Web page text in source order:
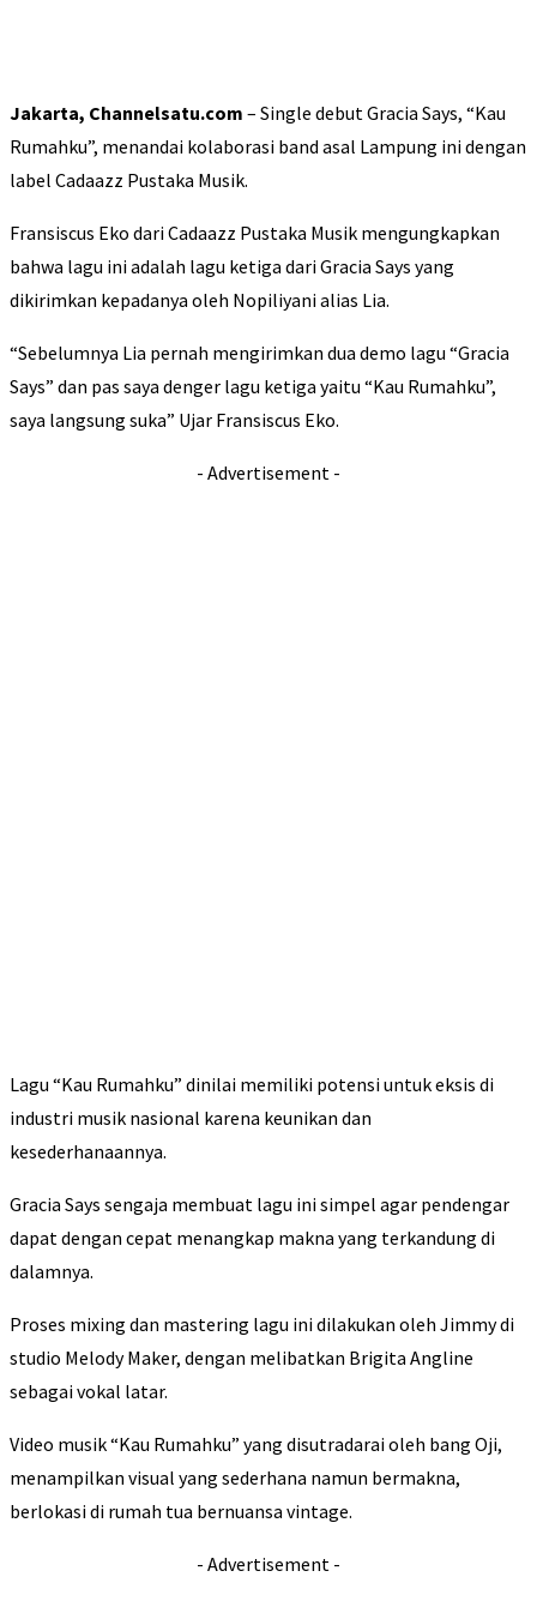
Jakarta, Channelsatu.com – Single debut Gracia Says, “Kau
Rumahku”, menandai kolaborasi band asal Lampung ini dengan
label Cadaazz Pustaka Musik.
Fransiscus Eko dari Cadaazz Pustaka Musik mengungkapkan
bahwa lagu ini adalah lagu ketiga dari Gracia Says yang
dikirimkan kepadanya oleh Nopiliyani alias Lia.
“Sebelumnya Lia pernah mengirimkan dua demo lagu “Gracia
Says” dan pas saya denger lagu ketiga yaitu “Kau Rumahku”,
saya langsung suka” Ujar Fransiscus Eko.
- Advertisement -
Lagu “Kau Rumahku” dinilai memiliki potensi untuk eksis di
industri musik nasional karena keunikan dan
kesederhanaannya.
Gracia Says sengaja membuat lagu ini simpel agar pendengar
dapat dengan cepat menangkap makna yang terkandung di
dalamnya.
Proses mixing dan mastering lagu ini dilakukan oleh Jimmy di
studio Melody Maker, dengan melibatkan Brigita Angline
sebagai vokal latar.
Video musik “Kau Rumahku” yang disutradarai oleh bang Oji,
menampilkan visual yang sederhana namun bermakna,
berlokasi di rumah tua bernuansa vintage.
- Advertisement -